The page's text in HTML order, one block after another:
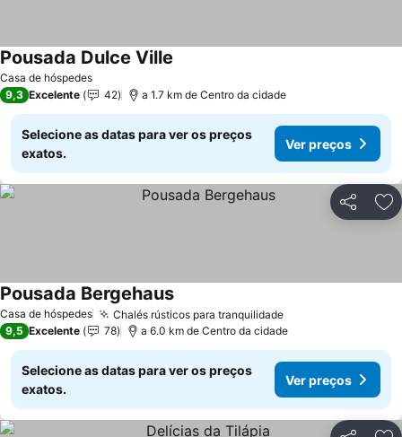
Casa de hóspedes
Pousada Dulce Ville
9,3 Excelente 42 a 1.7 km de Centro da cidade
Selecione as datas para ver os preços
exatos.
Ver preços
Partilhar
Casa de hóspedes Chalés rústicos para tranquilidade
Pousada Bergehaus
9,5 Excelente 78 a 6.0 km de Centro da cidade
Selecione as datas para ver os preços
exatos.
Ver preços